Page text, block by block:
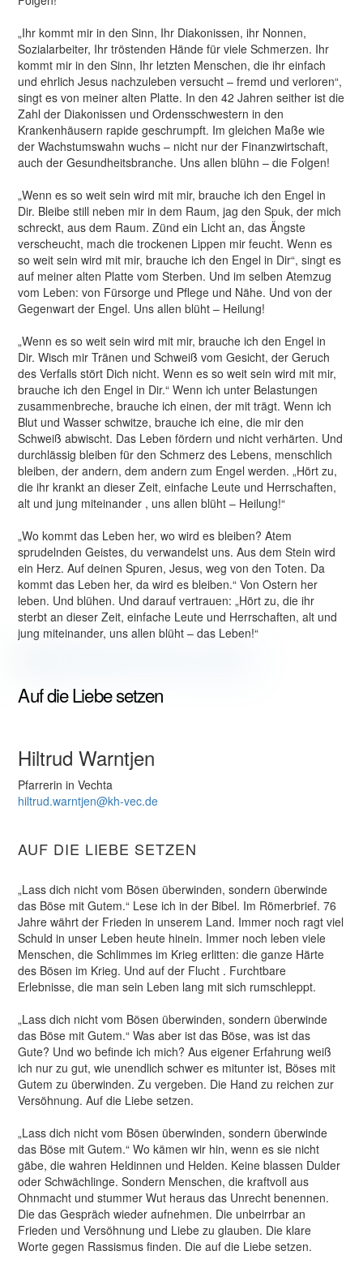
„Ihr kommt mir in den Sinn, Ihr Diakonissen, ihr Nonnen,
Sozialarbeiter, Ihr tröstenden Hände für viele Schmerzen. Ihr
kommt mir in den Sinn, Ihr letzten Menschen, die ihr einfach
und ehrlich Jesus nachzuleben versucht – fremd und verloren“,
singt es von meiner alten Platte. In den 42 Jahren seither ist die
Zahl der Diakonissen und Ordensschwestern in den
Krankenhäusern rapide geschrumpft. Im gleichen Maße wie
der Wachstumswahn wuchs – nicht nur der Finanzwirtschaft,
auch der Gesundheitsbranche. Uns allen blühn – die Folgen!
„Wenn es so weit sein wird mit mir, brauche ich den Engel in
Dir. Bleibe still neben mir in dem Raum, jag den Spuk, der mich
schreckt, aus dem Raum. Zünd ein Licht an, das Ängste
verscheucht, mach die trockenen Lippen mir feucht. Wenn es
so weit sein wird mit mir, brauche ich den Engel in Dir“, singt es
auf meiner alten Platte vom Sterben. Und im selben Atemzug
vom Leben: von Fürsorge und Pflege und Nähe. Und von der
Gegenwart der Engel. Uns allen blüht – Heilung!
„Wenn es so weit sein wird mit mir, brauche ich den Engel in
Dir. Wisch mir Tränen und Schweiß vom Gesicht, der Geruch
des Verfalls stört Dich nicht. Wenn es so weit sein wird mit mir,
brauche ich den Engel in Dir.“ Wenn ich unter Belastungen
zusammenbreche, brauche ich einen, der mit trägt. Wenn ich
Blut und Wasser schwitze, brauche ich eine, die mir den
Schweiß abwischt. Das Leben fördern und nicht verhärten. Und
durchlässig bleiben für den Schmerz des Lebens, menschlich
bleiben, der andern, dem andern zum Engel werden. „Hört zu,
die ihr krankt an dieser Zeit, einfache Leute und Herrschaften,
alt und jung miteinander , uns allen blüht – Heilung!“
„Wo kommt das Leben her, wo wird es bleiben? Atem
sprudelnden Geistes, du verwandelst uns. Aus dem Stein wird
ein Herz. Auf deinen Spuren, Jesus, weg von den Toten. Da
kommt das Leben her, da wird es bleiben.“ Von Ostern her
leben. Und blühen. Und darauf vertrauen: „Hört zu, die ihr
sterbt an dieser Zeit, einfache Leute und Herrschaften, alt und
jung miteinander, uns allen blüht – das Leben!“
Auf die Liebe setzen
Hiltrud Warntjen
Pfarrerin in Vechta
hiltrud.warntjen@kh-vec.de
AUF DIE LIEBE SETZEN
„Lass dich nicht vom Bösen überwinden, sondern überwinde
das Böse mit Gutem.“ Lese ich in der Bibel. Im Römerbrief. 76
Jahre währt der Frieden in unserem Land. Immer noch ragt viel
Schuld in unser Leben heute hinein. Immer noch leben viele
Menschen, die Schlimmes im Krieg erlitten: die ganze Härte
des Bösen im Krieg. Und auf der Flucht . Furchtbare
Erlebnisse, die man sein Leben lang mit sich rumschleppt.
„Lass dich nicht vom Bösen überwinden, sondern überwinde
das Böse mit Gutem.“ Was aber ist das Böse, was ist das
Gute? Und wo befinde ich mich? Aus eigener Erfahrung weiß
ich nur zu gut, wie unendlich schwer es mitunter ist, Böses mit
Gutem zu überwinden. Zu vergeben. Die Hand zu reichen zur
Versöhnung. Auf die Liebe setzen.
„Lass dich nicht vom Bösen überwinden, sondern überwinde
das Böse mit Gutem.“ Wo kämen wir hin, wenn es sie nicht
gäbe, die wahren Heldinnen und Helden. Keine blassen Dulder
oder Schwächlinge. Sondern Menschen, die kraftvoll aus
Ohnmacht und stummer Wut heraus das Unrecht benennen.
Die das Gespräch wieder aufnehmen. Die unbeirrbar an
Frieden und Versöhnung und Liebe zu glauben. Die klare
Worte gegen Rassismus finden. Die auf die Liebe setzen.